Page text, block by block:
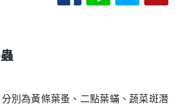
別為黃條葉蚤、二點葉蟎、蔬菜斑潛